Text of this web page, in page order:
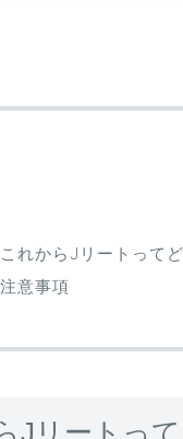
これからJリートって
注意事項
Jリートっ